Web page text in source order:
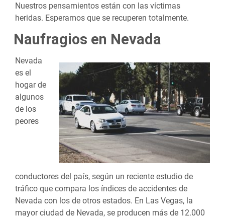
Nuestros pensamientos están con las víctimas
heridas. Esperamos que se recuperen totalmente.
Naufragios en Nevada
Nevada
es el
hogar de
algunos
de los
peores
conductores del país, según un reciente estudio de
tráfico que compara los índices de accidentes de
Nevada con los de otros estados. En Las Vegas, la
mayor ciudad de Nevada, se producen más de 12.000